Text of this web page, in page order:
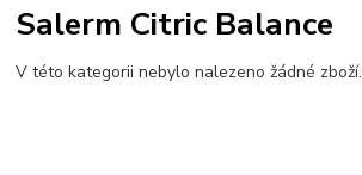
Salerm Citric Balance
V této kategorii nebylo nalezeno žádné zboží.